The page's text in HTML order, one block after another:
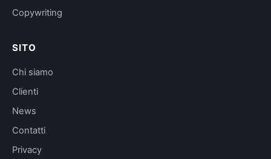
Copywriting
SITO
Chi siamo
Clienti
News
Contatti
Privacy